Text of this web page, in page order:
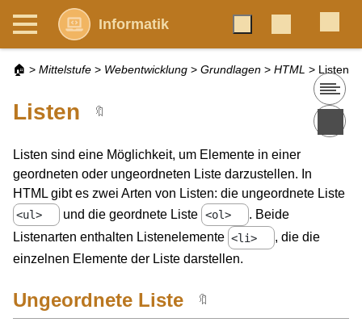
Informatik
🏠 > Mittelstufe > Webentwicklung > Grundlagen > HTML > Listen
Listen 🔖
Listen sind eine Möglichkeit, um Elemente in einer
geordneten oder ungeordneten Liste darzustellen. In
HTML gibt es zwei Arten von Listen: die ungeordnete Liste
<ul> und die geordnete Liste <ol>
. Beide
Listenarten enthalten Listenelemente <li>
, die die
einzelnen Elemente der Liste darstellen.
Ungeordnete Liste 🔖